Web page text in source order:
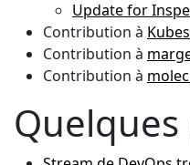
Update for
Contribution à
Contribution à
Contribution à